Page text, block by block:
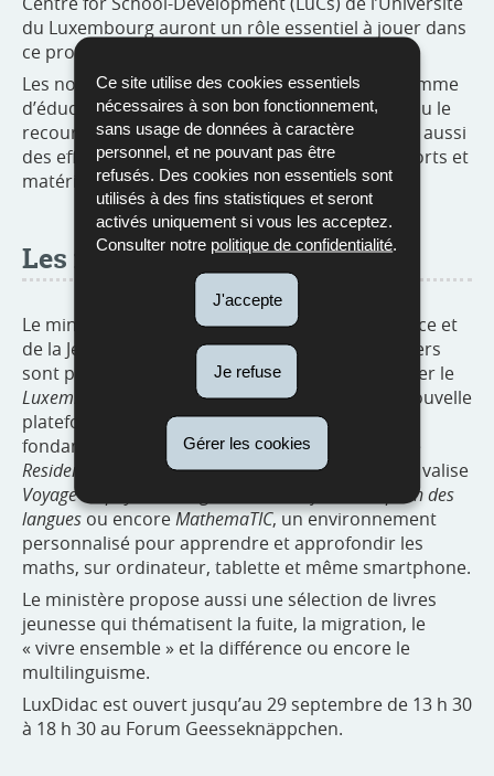
Ce site utilise des cookies essentiels
nécessaires à son bon fonctionnement,
sans usage de données à caractère
personnel, et ne pouvant pas être
refusés. Des cookies non essentiels sont
utilisés à des fins statistiques et seront
activés uniquement si vous les acceptez.
Consulter notre politique de confidentialité.
J'accepte
Je refuse
Gérer les cookies
du Luxembourg auront un rôle essentiel à jouer dans
ce processus.
Les nouvelles approches, notamment le programme
d’éducation plurilingue pour la petite enfance, ou le
recours accru au numérique à l’école, imposent aussi
des efforts pour développer de nouveaux supports et
matériels didactiques.
Les nouveautés du ministère
Le ministère de l’Éducation nationale, de l’Enfance et
de la Jeunesse est présent à LuxDidac. Des ateliers
sont prévus tout au long du salon pour présenter le
Luxemburger Sprachfuchsdestiné au cycle 4, la nouvelle
plateforme numérique de l’enseignement
fondamental,
oli.education.lu ,le projet animé
Residence Reebou
qui traite du multilinguisme, la valise
Voyage au pays des langues
Portfolio européen des
languesou encoreMathemaTIC, un environnement
personnalisé pour apprendre et approfondir les
maths, sur ordinateur, tablette et même smartphone.
Le ministère propose aussi une sélection de livres
jeunesse qui thématisent la fuite, la migration, le
« vivre ensemble » et la différence ou encore le
multilinguisme.
LuxDidac est ouvert jusqu’au 29 septembre de 13 h 30
à 18 h 30 au Forum Geesseknäppchen.